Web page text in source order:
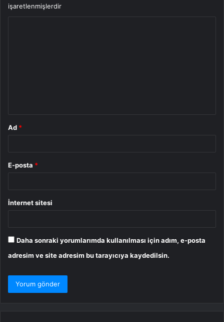
işaretlenmişlerdir
Ad *
E-posta *
İnternet sitesi
Daha sonraki yorumlarımda kullanılması için adım, e-posta
adresim ve site adresim bu tarayıcıya kaydedilsin.